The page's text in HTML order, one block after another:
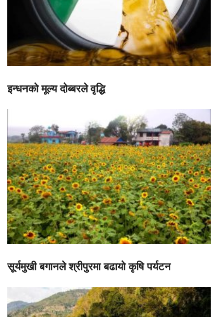
इन्धनको मूल्य दोब्बरले वृद्धि
सूर्यमुखी बगानले श्रीपुरमा बढायो कृषि पर्यटन